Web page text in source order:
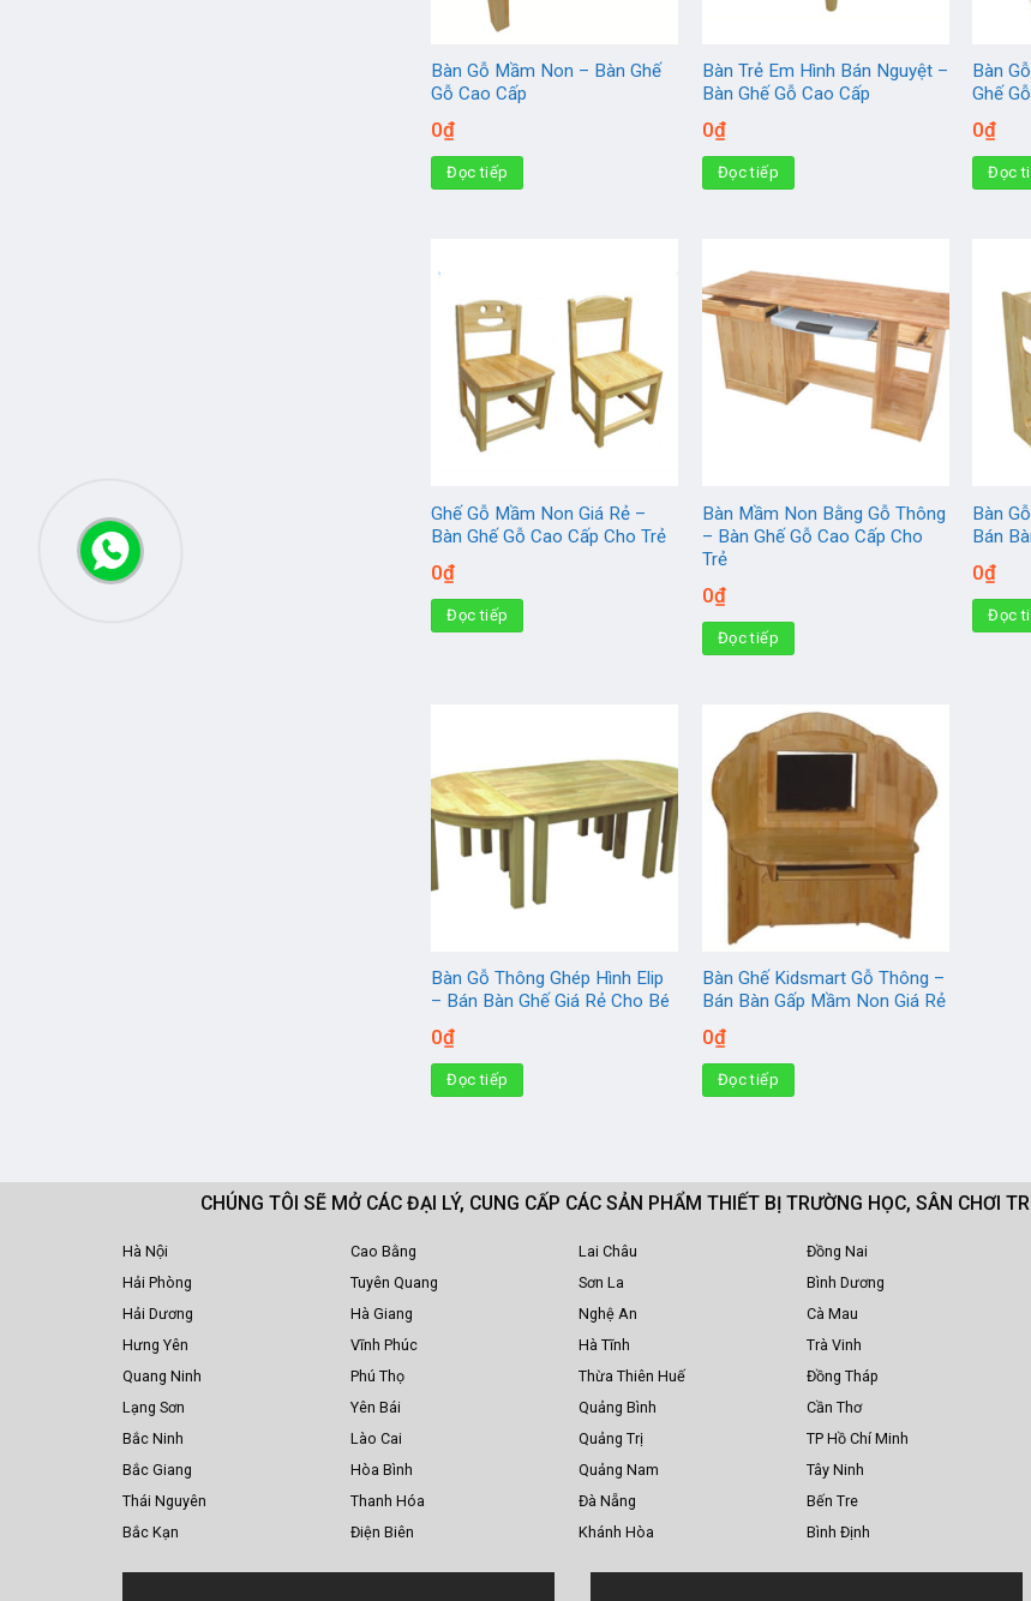
Bàn Gỗ Mầm Non – Bàn Ghế
Gỗ Cao Cấp
0₫
Đọc tiếp
Bàn Trẻ Em Hình Bán Nguyệt –
Bàn Ghế Gỗ Cao Cấp
0₫
Đọc tiếp
Bàn
Ghế
0₫
Đọc
Ghế Gỗ Mầm Non Giá Rẻ –
Bàn Ghế Gỗ Cao Cấp Cho Trẻ
0₫
Đọc tiếp
Bàn Mầm Non Bằng Gỗ Thông
– Bàn Ghế Gỗ Cao Cấp Cho
Trẻ
0₫
Đọc tiếp
Bàn
Bán
0₫
Đọc
Bàn Gỗ Thông Ghép Hình Elip
– Bán Bàn Ghế Giá Rẻ Cho Bé
0₫
Đọc tiếp
Bàn Ghế Kidsmart Gỗ Thông –
Bán Bàn Gấp Mầm Non Giá Rẻ
0₫
Đọc tiếp
CHÚNG TÔI SẼ MỞ CÁC ĐẠI LÝ, CUNG CẤP CÁC SẢN PHẨM THIẾT BỊ TRƯỜNG HỌC, SÂN CHƠI
Hà Nội
Hải Phòng
Hải Dương
Hưng Yên
Quang Ninh
Lạng Sơn
Bắc Ninh
Bắc Giang
Thái Nguyên
Bắc Kạn
Cao Bằng
Tuyên Quang
Hà Giang
Vĩnh Phúc
Phú Thọ
Yên Bái
Lào Cai
Hòa Bình
Thanh Hóa
Điện Biên
Lai Châu
Sơn La
Nghệ An
Hà Tĩnh
Thừa Thiên Huế
Quảng Bình
Quảng Trị
Quảng Nam
Đà Nẵng
Khánh Hòa
Đồng Nai
Bình Dương
Cà Mau
Trà Vinh
Đồng Tháp
Cần Thơ
TP Hồ Chí Minh
Tây Ninh
Bến Tre
Bình Định